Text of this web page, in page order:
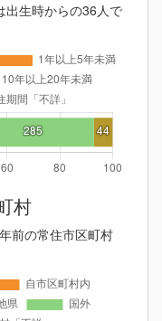
出生時からの36人で
村
前の常住市区町村